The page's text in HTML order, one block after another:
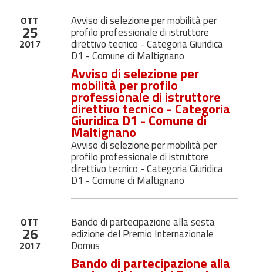
OTT
25
2017
Avviso di selezione per mobilità per
profilo professionale di istruttore
direttivo tecnico - Categoria Giuridica
D1 - Comune di Maltignano
Avviso di selezione per
mobilità per profilo
professionale di istruttore
direttivo tecnico - Categoria
Giuridica D1 - Comune di
Maltignano
Avviso di selezione per mobilità per
profilo professionale di istruttore
direttivo tecnico - Categoria Giuridica
D1 - Comune di Maltignano
OTT
26
2017
Bando di partecipazione alla sesta
edizione del Premio Internazionale
Domus
Bando di partecipazione alla